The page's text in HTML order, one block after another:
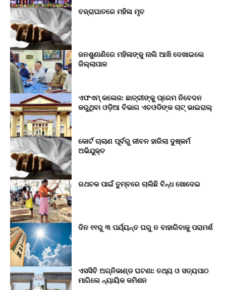
ବଜ୍ରାଘାତରେ ମହିଳା ମୃତ
ଜନଶୁଣାଣିରେ ମହିଳାଙ୍କୁ ନାଲି ଆଖି ଦେଖାଇଲେ
ଜିଲ୍ଲାପାଳ
ଏଫଏମ୍ କଲେଜ: ଛାତ୍ରୀଙ୍କୁ ପ୍ରେମ ନିବେଦନ
କରୁଥିବା ଓଡ଼ିଆ ବିଭାଗ ଏଚଓଡିଙ୍କ ଚାଟ୍ ଭାଇରାଲ୍
କୋର୍ଟ ଚାଲାଣ ପୂର୍ବରୁ ଜୀବନ ହାରିଲା ଦୁଷ୍କର୍ମ
ଅଭିଯୁକ୍ତ
ରଥଚକ ପାଇଁ ତୁମ୍ବରେ ଚାଲିଛି ବିନ୍ଧ ଖୋଦେଇ
ଦିନ ୧୧ରୁ ୩ ପର୍ଯ୍ୟନ୍ତ ଘରୁ ନ ବାହାରିବାକୁ ପରାମର୍ଶ
ଏସସିବି ଅଗ୍ନିକାଣ୍ଡ ଘଟଣା: ତଥ୍ୟ ଓ ସତ୍ୟପାଠ
ମାଗିଲେ ନ୍ୟାୟିକ କମିଶନ